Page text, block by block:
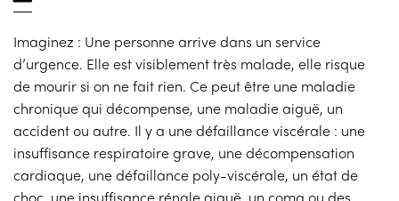
Imaginez : Une personne arrive dans un service
d’urgence. Elle est visiblement très malade, elle risque
de mourir si on ne fait rien. Ce peut être une maladie
chronique qui décompense, une maladie aiguë, un
accident ou autre. Il y a une défaillance viscérale : une
insuffisance respiratoire grave, une décompensation
cardiaque, une défaillance poly-viscérale, un état de